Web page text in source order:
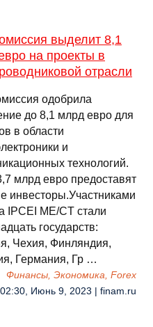
выделит 8,1
на проекты в
отрасли
одобрила
до 8,1 млрд евро для
в области
и
технологий.
млрд евро предоставят
инвесторы.Участниками
IPCEI ME/CT стали
государств:
Чехия, Финляндия,
Германия, Гр …
Финансы, Экономика, Forex
02:30, Июнь 9, 2023 | finam.ru